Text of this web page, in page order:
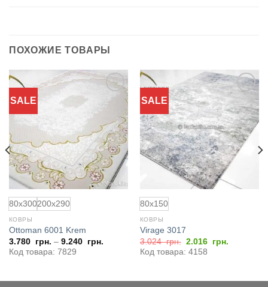
ПОХОЖИЕ ТОВАРЫ
SALE
Добавить
избранное
80x300200x290
КОВРЫ
Ottoman 6001 Krem
3.780 грн. – 9.240 грн.
Код товара: 7829
SALE
Добавить
в
избранное
80x150
КОВРЫ
Virage 3017
3.024грн. Первоначальная
цена
составляла
2.016 грн.
Код товара: 4158